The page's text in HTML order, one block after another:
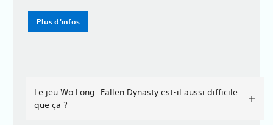
Plus d'infos
Le jeu Wo Long: Fallen Dynasty est-il aussi difficile
que ça ?